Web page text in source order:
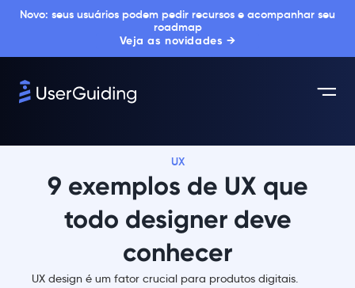
Novo: seus usuários podem pedir recursos e acompanhar seu
roadmap
Veja as novidades →
UX
9 exemplos de UX que
todo designer deve
conhecer
UX design é um fator crucial para produtos digitais.